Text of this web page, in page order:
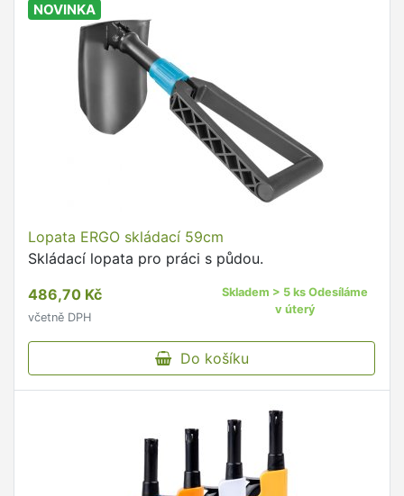
NOVINKA
Lopata ERGO skládací 59cm
Skládací lopata pro práci s půdou.
486,70 Kč
včetně DPH
Skladem > 5 ks Odesíláme
v úterý
Do košíku